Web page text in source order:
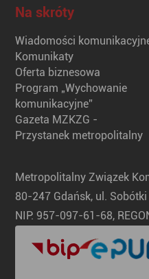
Na skróty
Wiadomości
Komunikaty
Oferta biznesowa
Program „Wychowanie
komunikacyjne”
Gazeta MZKZG -
Przystanek metropolitalny
Metropolitalny Związek
80-247 Gdańsk, ul. Sobótki
NIP: 957-097-61-68,